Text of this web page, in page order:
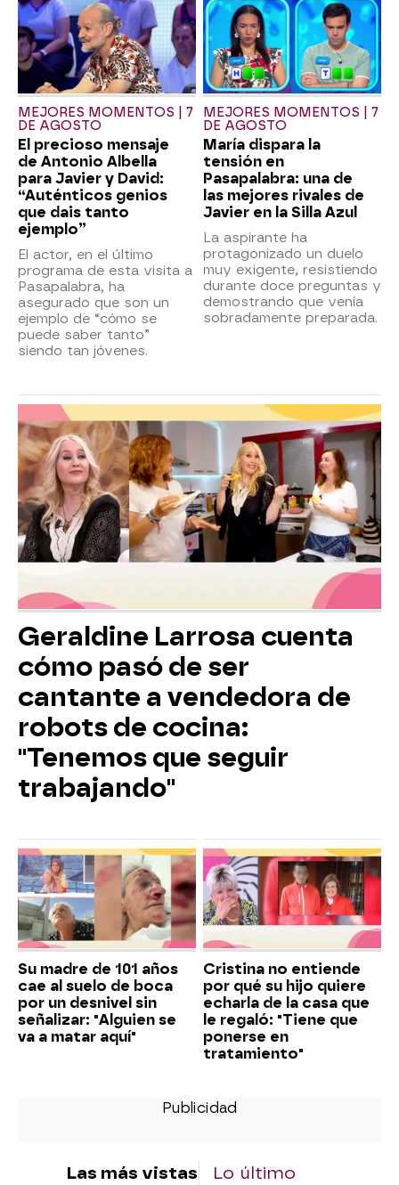
MEJORES MOMENTOS | 7
DE AGOSTO
El precioso mensaje
de Antonio Albella
para Javier y David:
“Auténticos genios
que dais tanto
ejemplo”
El actor, en el último
programa de esta visita a
Pasapalabra, ha
asegurado que son un
ejemplo de “cómo se
puede saber tanto”
siendo tan jóvenes.
MEJORES MOMENTOS | 7
DE AGOSTO
María dispara la
tensión en
Pasapalabra: una de
las mejores rivales de
Javier en la Silla Azul
La aspirante ha
protagonizado un duelo
muy exigente, resistiendo
durante doce preguntas y
demostrando que venía
sobradamente preparada.
Geraldine Larrosa cuenta
cómo pasó de ser
cantante a vendedora de
robots de cocina:
"Tenemos que seguir
trabajando"
Su madre de 101 años
cae al suelo de boca
por un desnivel sin
señalizar: "Alguien se
va a matar aquí"
Cristina no entiende
por qué su hijo quiere
echarla de la casa que
le regaló: "Tiene que
ponerse en
tratamiento"
Las más vistas Lo último